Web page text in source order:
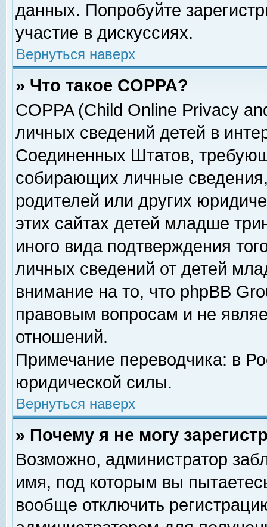
данных. Попробуйте
участие в дискуссиях.
Вернуться наверх
» Что такое COPPA?
COPPA (Child Online Privacy
личных сведений детей в
Соединенных Штатов,
собирающих личные
родителей или других
этих сайтах детей младше
иного вида подтверждения
личных сведений от детей
внимание на то, что phpBB
правовым вопросам и не
отношений.
Примечание переводчика: в
юридической силы.
Вернуться наверх
» Почему я не могу
Возможно, администратор
имя, под которым вы
вообще отключить